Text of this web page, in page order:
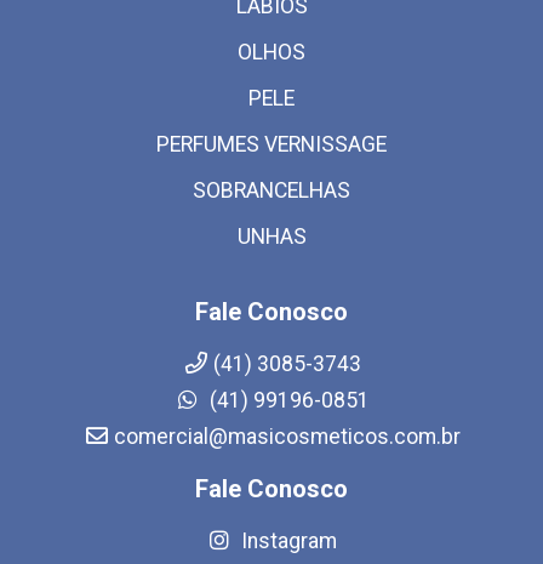
LABIOS
OLHOS
PELE
PERFUMES VERNISSAGE
SOBRANCELHAS
UNHAS
Fale Conosco
(41) 3085-3743
(41) 99196-0851
comercial@masicosmeticos.com.br
Fale Conosco
Instagram